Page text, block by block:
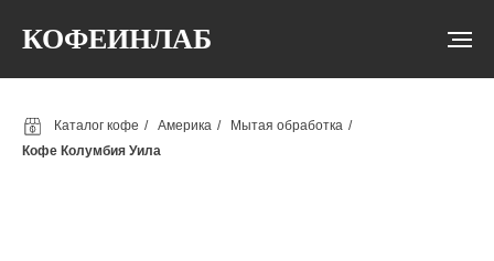
КОФЕИНЛАБ
Каталог кофе / Америка / Мытая обработка /
Кофе Колумбия Уила